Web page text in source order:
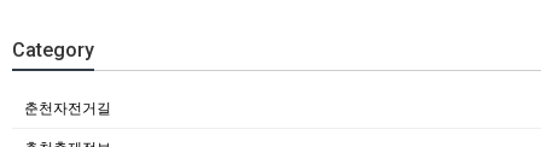
Category
춘천자전거길